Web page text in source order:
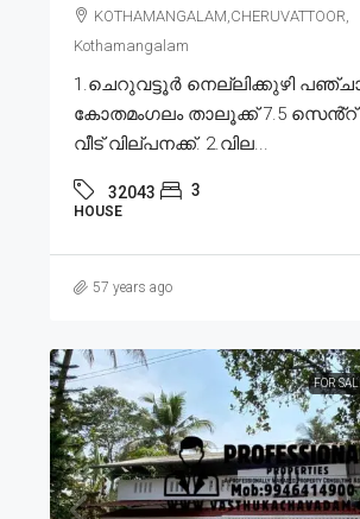
KOTHAMANGALAM,CHERUVATTOOR,
Kothamangalam
1.ചെറുവട്ടൂർ നെല്ലിക്കുഴി
കോതമംഗലം താലൂക്ക് 7.5 സെൻ്റ്
വീട് വില്പനക്ക്. 2.വില...
32043 3
HOUSE
57 years ago
FOR